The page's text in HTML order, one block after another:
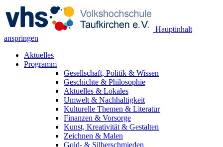
Hauptinhalt
anspringen
Aktuelles
Programm
Gesellschaft, Politik & Wissen
Geschichte & Philosophie
Aktuelles & Lokales
Umwelt & Nachhaltigkeit
Kulturelle Themen & Literatur
Finanzen & Vorsorge
Kunst, Kreativität & Gestalten
Zeichnen & Malen
Gold- & Silberschmieden